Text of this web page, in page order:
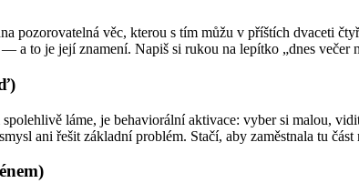
pozorovatelná věc, kterou s tím můžu v příštích dvaceti
a to je její znamení. Napiš si rukou na lepítko „dnes
láme, je behaviorální aktivace: vyber si malou,
ani řešit základní problém. Stačí, aby zaměstnala tu